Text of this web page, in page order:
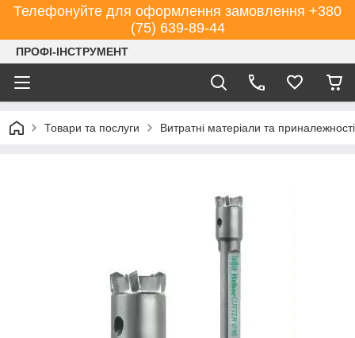
Телефонуйте для оформлення замовлення +380
(75) 639-89-44
ПРОФІ-ІНСТРУМЕНТ
Товари та послуги Витратні матеріали та